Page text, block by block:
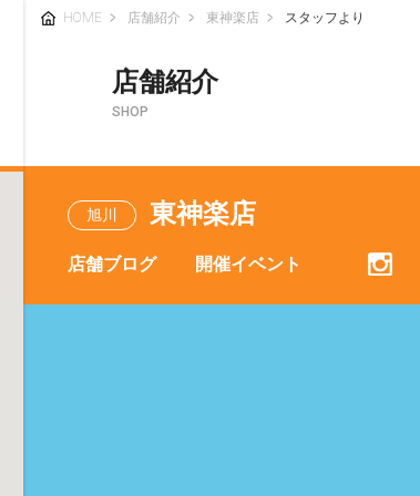
HOME 店舗紹介 東神楽店 スタッフより
店舗紹介
SHOP
旭川 東神楽店
店舗ブログ 開催イベント